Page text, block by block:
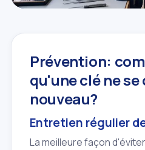
Prévention:
qu'une clé ne se
nouveau?
Entretien régulier
La meilleure façon